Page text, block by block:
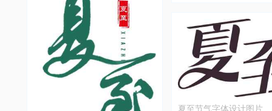
夏至节气字体设计图片